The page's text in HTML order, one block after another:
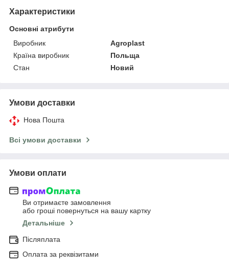
Характеристики
Основні атрибути
Виробник
Agroplast
Країна виробник
Польща
Стан
Новий
Умови доставки
Нова Пошта
Всі умови доставки
Умови оплати
Ви отримаєте замовлення
або гроші повернуться на вашу картку
Детальніше
Післяплата
Оплата за реквізитами